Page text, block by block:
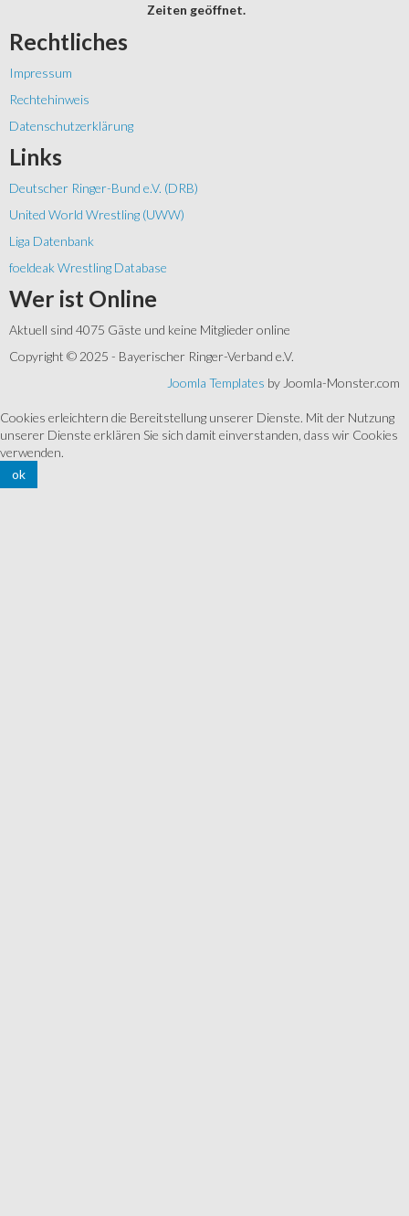
Zeiten geöffnet.
Rechtliches
Impressum
Rechtehinweis
Datenschutzerklärung
Links
Deutscher Ringer-Bund e.V. (DRB)
United World Wrestling (UWW)
Liga Datenbank
foeldeak Wrestling Database
Wer ist Online
Aktuell sind 4075 Gäste und keine Mitglieder online
Copyright © 2025 - Bayerischer Ringer-Verband e.V.
Joomla Templates by Joomla-Monster.com
Cookies erleichtern die Bereitstellung unserer Dienste. Mit der Nutzung
unserer Dienste erklären Sie sich damit einverstanden, dass wir Cookies
verwenden.
ok